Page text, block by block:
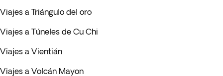
Viajes a Triángulo del oro
Viajes a Túneles de Cu Chi
Viajes a Vientián
Viajes a Volcán Mayon